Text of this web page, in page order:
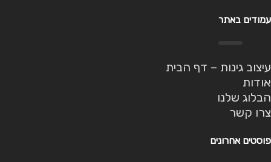
עמודים באתר
עיצוב גינות – דף הבית
אודות
הבלוג שלנו
צרו קשר
פוסטים אחרונים